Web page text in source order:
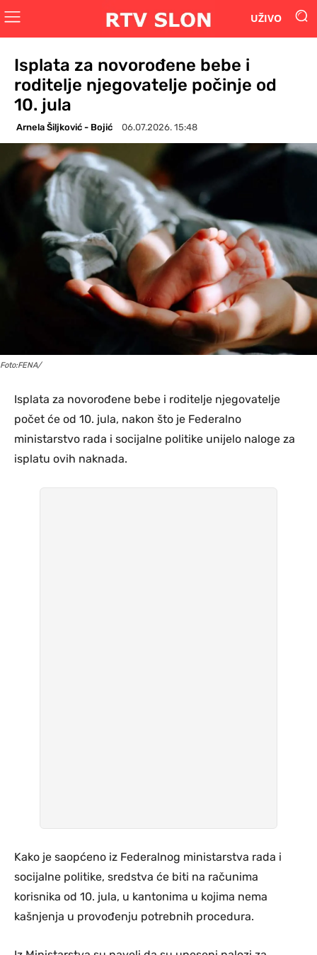
UŽIVO
Isplata za novorođene bebe i
roditelje njegovatelje počinje od
10. jula
Arnela Šiljković - Bojić 06.07.2026. 15:48
Foto:FENA/
Isplata za novorođene bebe i roditelje njegovatelje
počet će od 10. jula, nakon što je Federalno
ministarstvo rada i socijalne politike unijelo naloge za
isplatu ovih naknada.
Kako je saopćeno iz Federalnog ministarstva rada i
socijalne politike, sredstva će biti na računima
korisnika od 10. jula, u kantonima u kojima nema
kašnjenja u provođenju potrebnih procedura.